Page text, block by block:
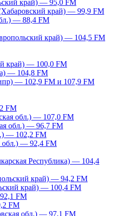
край) — 95,0 FM
край) — 99,9 FM
— 88,4 FM
край) — 104,5 FM
край) — 100,0 FM
— 104,8 FM
— 102,9 FM и 107,9 FM
FM
обл.) — 107,0 FM
обл.) — 96,7 FM
— 102,2 FM
обл.) — 92,4 FM
Республика) — 104,4
край) — 94,2 FM
край) — 100,4 FM
FM
FM
обл.) — 97,1 FM